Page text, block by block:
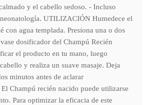
y el cabello sedoso. - Incluso
UTILIZACIÓN Humedece el
con agua templada. Presiona una o dos
dosificador del Champú Recién
el producto en tu mano, luego
y realiza un suave masaje. Deja
minutos antes de aclarar
Champú recién nacido puede utilizarse
Para optimizar la eficacia de este